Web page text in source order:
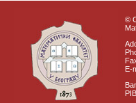
©
E-